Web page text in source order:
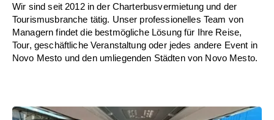
Wir sind seit 2012 in der Charterbusvermietung und der
Tourismusbranche tätig. Unser professionelles Team von
Managern findet die bestmögliche Lösung für Ihre Reise,
Tour, geschäftliche Veranstaltung oder jedes andere Event in
Novo Mesto und den umliegenden Städten von Novo Mesto.